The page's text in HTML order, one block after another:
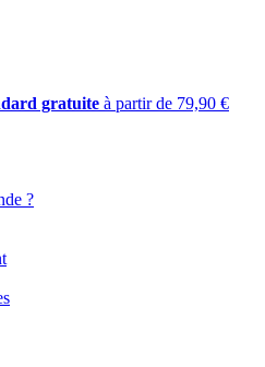
gratuite à partir de 79,90 €
?